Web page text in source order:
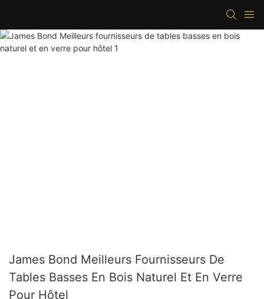
James Bond Meilleurs Fournisseurs De
Tables Basses En Bois Naturel Et En Verre
Pour Hôtel